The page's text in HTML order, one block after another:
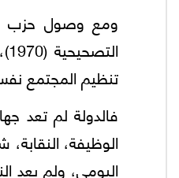
تنظيم المجتمع
فالدولة لم تعد
الوظيفة،
اليومي، ولم يعد